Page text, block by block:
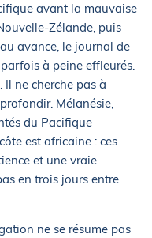
avant la mauvaise
Zélande, puis
avance, le journal de
à peine effleurés.
ne cherche pas à
Mélanésie,
du Pacifique
est africaine : ces
et une vraie
en trois jours entre
ne se résume pas